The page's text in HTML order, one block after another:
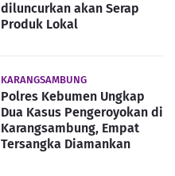
diluncurkan akan Serap
Produk Lokal
KARANGSAMBUNG
Polres Kebumen Ungkap
Dua Kasus Pengeroyokan di
Karangsambung, Empat
Tersangka Diamankan